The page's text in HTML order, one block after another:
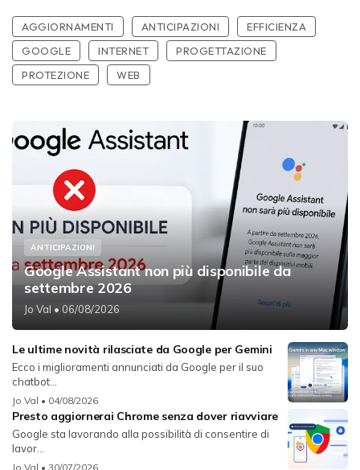
AGGIORNAMENTI ANTICIPAZIONI
EFFICIENZA
GOOGLE
INTERNET
PROGETTAZIONE
PROTEZIONE
WEB
ANTICIPAZIONI
Google Assistant non più disponibile da
settembre 2026
Jo Val • 06/08/2026
Le ultime novità rilasciate da Google per Gemini
Ecco i miglioramenti annunciati da Google per il suo
chatbot...
Jo Val • 04/08/2026
Presto aggiornerai Chrome senza dover riavviare
Google sta lavorando alla possibilità di consentire di
lavor...
Jo Val • 30/07/2026